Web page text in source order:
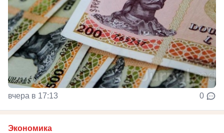
вчера в 17:13 0
Экономика